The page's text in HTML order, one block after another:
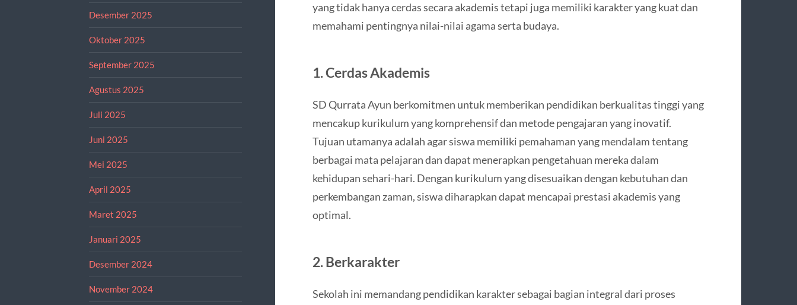
Desember 2025
Oktober 2025
September 2025
Agustus 2025
Juli 2025
Juni 2025
Mei 2025
April 2025
Maret 2025
Januari 2025
Desember 2024
November 2024
yang tidak hanya cerdas secara akademis tetapi juga memiliki karakter yang kuat dan
memahami pentingnya nilai-nilai agama serta budaya.
1. Cerdas Akademis
SD Qurrata Ayun berkomitmen untuk memberikan pendidikan berkualitas tinggi yang
mencakup kurikulum yang komprehensif dan metode pengajaran yang inovatif.
Tujuan utamanya adalah agar siswa memiliki pemahaman yang mendalam tentang
berbagai mata pelajaran dan dapat menerapkan pengetahuan mereka dalam
kehidupan sehari-hari. Dengan kurikulum yang disesuaikan dengan kebutuhan dan
perkembangan zaman, siswa diharapkan dapat mencapai prestasi akademis yang
optimal.
2. Berkarakter
Sekolah ini memandang pendidikan karakter sebagai bagian integral dari proses